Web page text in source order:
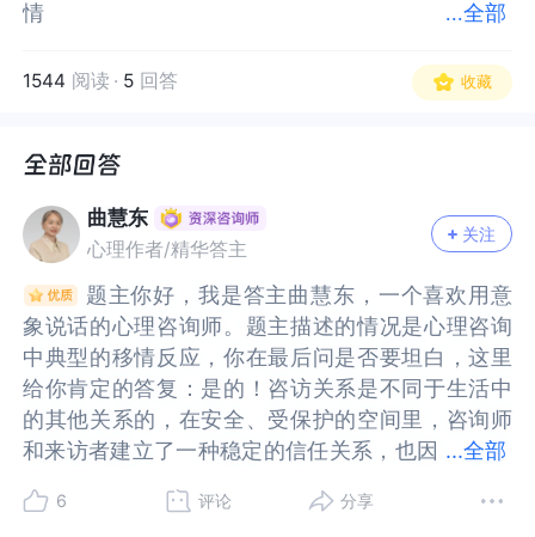
...全部
情
谈了几次后好不容易不晕船某个女生了
却发现自己把晕船对象 好像变成心理师了= =
我突然觉得心理师好倾听我好站在我的立场想
突然觉得她比之前那个女生好多了
但明知道理智上她是我的心理师 我要和她合作解决
我的心理问题
但我竟然会咨商外时间找她的社群,不过我没有加好
友跟传讯息
而且也只有找找而已
还有我有时候会有幻想一下,可能跟她亲密的画面之
又或者幻想会有其他条件很好的男生跟她在一起而
情
谈了几次后好不容易不晕船某个女生了
却发现自己把晕船对象 好像变成心理师了= =
我突然觉得心理师好倾听我好站在我的立场想
突然觉得她比之前那个女生好多了
但明知道理智上她是我的心理师 我要和她合作解决
我的心理问题
但我竟然会咨商外时间找她的社群,不过我没有加好
友跟传讯息
而且也只有找找而已
还有我有时候会有幻想一下,可能跟她亲密的画面之
又或者幻想会有其他条件很好的男生跟她在一起而
1544 阅读 · 5 回答 收藏
曲慧东
心理作者/精华答主
关注
...全部
题主你好，我是答主曲慧东，一个喜欢用意
象说话的心理咨询师。题主描述的情况是心理咨询
中典型的移情反应，你在最后问是否要坦白，这里
给你肯定的答复：是的！咨访关系是不同于生活中
的其他关系的，在安全、受保护的空间里，咨询师
和来访者建立了一种稳定的信任关系，也因
想法、欲望，在专业的设置下，坦诚内心的想法，
象说话的心理咨询师。题主描述的情况是心理咨询
中典型的移情反应，你在最后问是否要坦白，这里
给你肯定的答复：是的！咨访关系是不同于生活中
的其他关系的，在安全、受保护的空间里，咨询师
和来访者建立了一种稳定的信任关系，也因此，我
欲望，在专业的设置下，坦诚内心的想法，并得到
6 评论 分享